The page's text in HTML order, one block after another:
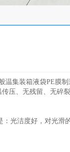
集装箱液袋PE膜
压、无残留、无碎
光洁度好，对光